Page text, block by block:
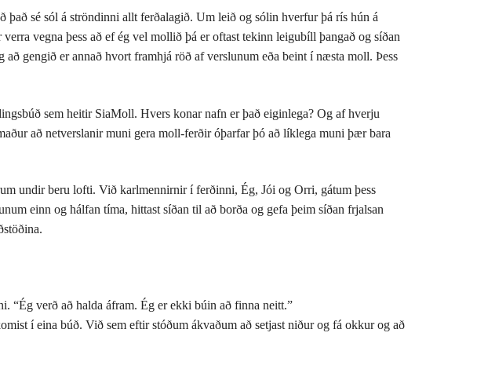
það sé sól á ströndinni allt ferðalagið. Um leið og sólin hverfur þá rís hún á
vegna þess að ef ég vel mollið þá er oftast tekinn leigubíll þangað og síðan
gengið er annað hvort framhjá röð af verslunum eða beint í næsta moll. Þess
sem heitir SiaMoll. Hvers konar nafn er það eiginlega? Og af hverju
að netverslanir muni gera moll-ferðir óþarfar þó að líklega muni þær bara
undir beru lofti. Við karlmennirnir í ferðinni, Ég, Jói og Orri, gátum þess
einn og hálfan tíma, hittast síðan til að borða og gefa þeim síðan frjalsan
“Ég verð að halda áfram. Ég er ekki búin að finna neitt.”
í eina búð. Við sem eftir stóðum ákvaðum að setjast niður og fá okkur og að